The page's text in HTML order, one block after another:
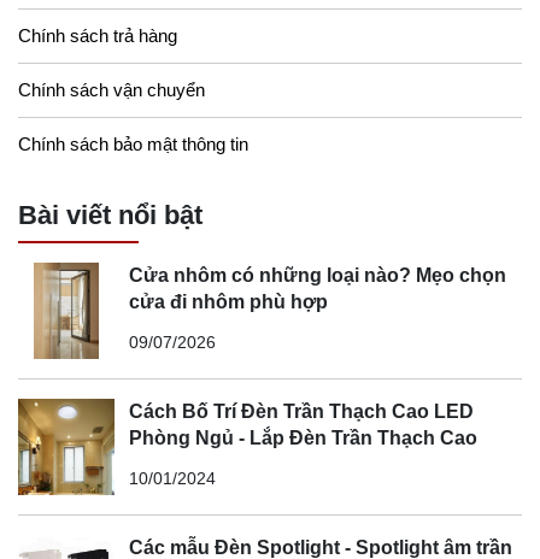
Chính sách trả hàng
Chính sách vận chuyển
Chính sách bảo mật thông tin
Bài viết nổi bật
Cửa nhôm có những loại nào? Mẹo chọn
cửa đi nhôm phù hợp
09/07/2026
Cách Bố Trí Đèn Trần Thạch Cao LED
Phòng Ngủ - Lắp Đèn Trần Thạch Cao
10/01/2024
Các mẫu Đèn Spotlight - Spotlight âm trần